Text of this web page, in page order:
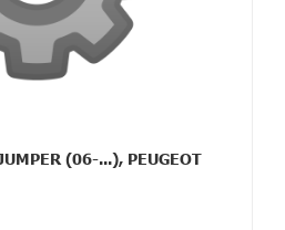
(06-...), PEUGEOT